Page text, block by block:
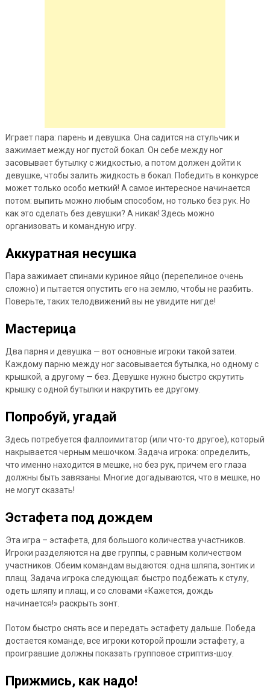
Играет пара: парень и девушка. Она садится на стульчик и
зажимает между ног пустой бокал. Он себе между ног
засовывает бутылку с жидкостью, а потом должен дойти к
девушке, чтобы залить жидкость в бокал. Победить в конкурсе
может только особо меткий! А самое интересное начинается
потом: выпить можно любым способом, но только без рук. Но
как это сделать без девушки? А никак! Здесь можно
организовать и командную игру.
Аккуратная несушка
Пара зажимает спинами куриное яйцо (перепелиное очень
сложно) и пытается опустить его на землю, чтобы не разбить.
Поверьте, таких телодвижений вы не увидите нигде!
Мастерица
Два парня и девушка — вот основные игроки такой затеи.
Каждому парню между ног засовывается бутылка, но одному с
крышкой, а другому — без. Девушке нужно быстро скрутить
крышку с одной бутылки и накрутить ее другому.
Попробуй, угадай
Здесь потребуется фаллоимитатор (или что-то другое), который
накрывается черным мешочком. Задача игрока: определить,
что именно находится в мешке, но без рук, причем его глаза
должны быть завязаны. Многие догадываются, что в мешке, но
не могут сказать!
Эстафета под дождем
Эта игра – эстафета, для большого количества участников.
Игроки разделяются на две группы, с равным количеством
участников. Обеим командам выдаются: одна шляпа, зонтик и
плащ. Задача игрока следующая: быстро подбежать к стулу,
одеть шляпу и плащ, и со словами «Кажется, дождь
начинается!» раскрыть зонт.
Потом быстро снять все и передать эстафету дальше. Победа
достается команде, все игроки которой прошли эстафету, а
проигравшие должны показать групповое стриптиз-шоу.
Прижмись, как надо!